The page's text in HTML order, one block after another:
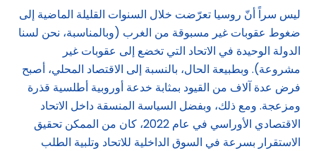
ليس سراً أنّ روسيا تعرّضت خلال السنوات القليلة الماضية إلى
ضغوط عقوبات غير مسبوقة من الغرب (وبالمناسبة، نحن لسنا
الدولة الوحيدة في الاتحاد التي تخضع إلى عقوبات غير
مشروعة). وبطبيعة الحال، بالنسبة إلى الاقتصاد المحلي، أصبح
فرض عدة آلاف من القيود بمثابة خدعة أوروبية أطلسية قذرة
ومزعجة. ومع ذلك، وبفضل السياسة المنسقة داخل الاتحاد
الاقتصادي الأوراسي في عام 2022، كان من الممكن تحقيق
الاستقرار بسرعة في السوق الداخلية للاتحاد وتلبية الطلب